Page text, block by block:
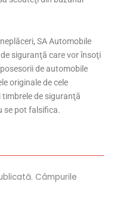
SA Automobile
siguranţă care vor însoţi
de automobile
originale de cele
de siguranţă
se pot falsifica.
Câmpurile